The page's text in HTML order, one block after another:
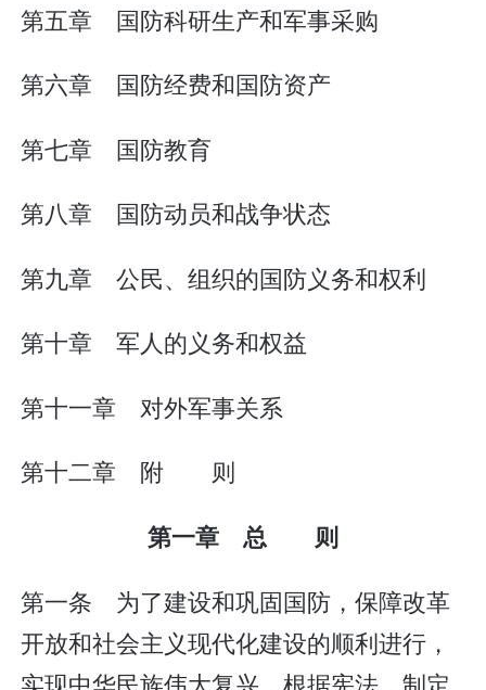
第五章 国防科研生产和军事采购
第六章 国防经费和国防资产
第七章 国防教育
第八章 国防动员和战争状态
第九章 公民、组织的国防义务和权利
第十章 军人的义务和权益
第十一章 对外军事关系
第十二章 附 则
第一章 总 则
第一条 为了建设和巩固国防，保障改革
开放和社会主义现代化建设的顺利进行，